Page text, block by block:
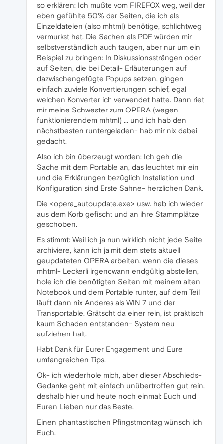
so erklären: Ich mußte vom FIREFOX weg, weil der
eben gefühlte 50% der Seiten, die ich als
Einzeldateien (also mhtml) benötige, schlichtweg
vermurkst hat. Die Sachen als PDF würden mir
selbstverständlich auch taugen, aber nur um ein
Beispiel zu bringen: In Diskussionssträngen oder
auf Seiten, die bei Detail- Erläuterungen auf
dazwischengefügte Popups setzen, gingen
einfach zuviele Konvertierungen schief, egal
welchen Konverter ich verwendet hatte. Dann riet
mir meine Schwester zum OPERA (wegen
funktionierendem mhtml) ... und ich hab den
nächstbesten runtergeladen- hab mir nix dabei
gedacht.
Also ich bin überzeugt worden: Ich geh die
Sache mit dem Portable an, das leuchtet mir ein
und die Erklärungen bezüglich Installation und
Konfiguration sind Erste Sahne- herzlichen Dank.
Die <opera_autoupdate.exe> usw. hab ich wieder
aus dem Korb gefischt und an ihre Stammplätze
geschoben.
Es stimmt: Weil ich ja nun wirklich nicht jede Seite
archiviere, kann ich ja mit dem stets aktuell
geupdateten OPERA arbeiten, wenn die dieses
mhtml- Leckerli irgendwann endgültig abstellen,
hole ich die benötigten Seiten mit meinem alten
Notebook und dem Portable runter, auf dem Teil
läuft dann nix Anderes als WIN 7 und der
Transportable. Grätscht da einer rein, ist praktisch
kaum Schaden entstanden- System neu
aufziehen halt.
Habt Dank für Eurer Engagement und Eure
umfangreichen Tips.
Ok- ich wiederhole mich, aber dieser Abschieds-
Gedanke geht mit einfach unübertroffen gut rein,
deshalb hier und heute noch einmal: Euch und
Euren Lieben nur das Beste.
Einen phantastischen Pfingstmontag wünsch ich
Euch.